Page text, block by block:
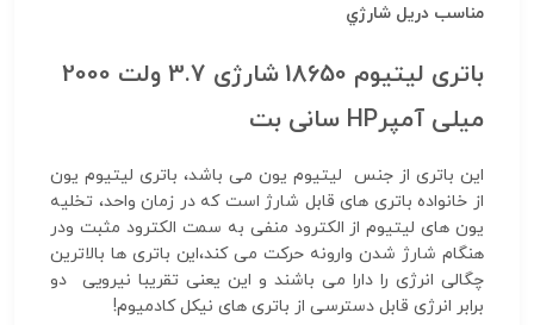
مناسب دریل شارژي
باتری لیتیوم 18650 شارژی 3.7 ولت 2000
میلی آمپرHP سانی بت
این باتری از جنس لیتیوم یون می باشد، باتری لیتیوم یون
از خانواده باتری های قابل شارژ است که در زمان واحد، تخلیه
یون های لیتیوم از الکترود منفی به سمت الکترود مثبت ودر
هنگام شارژ شدن وارونه حرکت می کند،این باتری ها بالاترین
چگالی انرژی را دارا می باشند و این یعنی تقریبا نیرویی دو
برابر انرژی قابل دسترسی از باتری های نیکل کادمیوم!